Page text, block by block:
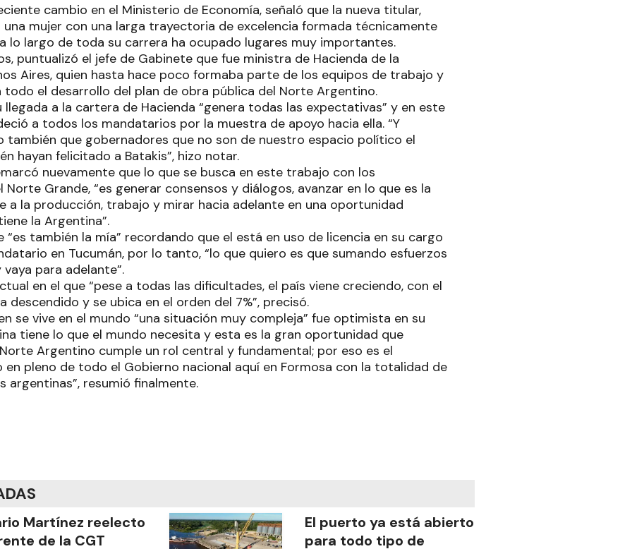
cambio en el Ministerio de Economía, señaló que la nueva titular,
una mujer con una larga trayectoria de excelencia formada técnicamente
lo largo de toda su carrera ha ocupado lugares muy importantes.
puntualizó el jefe de Gabinete que fue ministra de Hacienda de la
Aires, quien hasta hace poco formaba parte de los equipos de trabajo y
todo el desarrollo del plan de obra pública del Norte Argentino.
llegada a la cartera de Hacienda “genera todas las expectativas” y en este
a todos los mandatarios por la muestra de apoyo hacia ella. “Y
también que gobernadores que no son de nuestro espacio político el
hayan felicitado a Batakis”, hizo notar.
nuevamente que lo que se busca en este trabajo con los
Grande, “es generar consensos y diálogos, avanzar en lo que es la
a la producción, trabajo y mirar hacia adelante en una oportunidad
la Argentina”.
“es también la mía” recordando que el está en uso de licencia en su cargo
en Tucumán, por lo tanto, “lo que quiero es que sumando esfuerzos
para adelante”.
en el que “pese a todas las dificultades, el país viene creciendo, con el
descendido y se ubica en el orden del 7%”, precisó.
se vive en el mundo “una situación muy compleja” fue optimista en su
tiene lo que el mundo necesita y esta es la gran oportunidad que
Argentino cumple un rol central y fundamental; por eso es el
pleno de todo el Gobierno nacional aquí en Formosa con la totalidad de
argentinas”, resumió finalmente.
Martínez reelecto
de la CGT
El puerto ya está abierto
para todo tipo de